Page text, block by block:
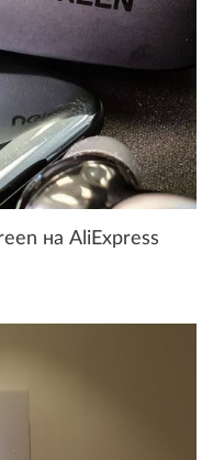
на AliExpress